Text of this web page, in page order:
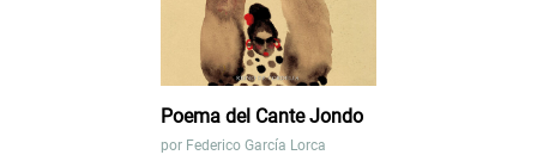
Poema del Cante Jondo
por Federico García Lorca